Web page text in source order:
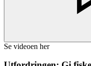
Se videoen her